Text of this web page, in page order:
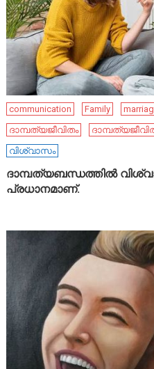
communication Family
ദാമ്പത്യജീവിതം
വിശ്വാസം
ദാമ്പത്യബന്ധത്തിൽ
പ്രധാനമാണ്.